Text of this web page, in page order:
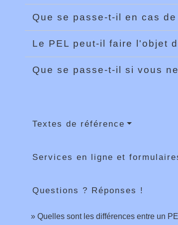
Que se passe-t-il en cas
Le PEL peut-il faire l'objet
Que se passe-t-il si vous
Textes de référence
Services en ligne et
Questions ? Réponses !
Quelles sont les différences entre un